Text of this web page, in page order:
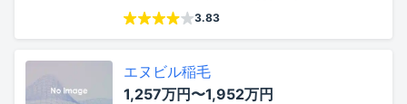
3.83
エヌビル稲毛
1,257万円〜1,952万円